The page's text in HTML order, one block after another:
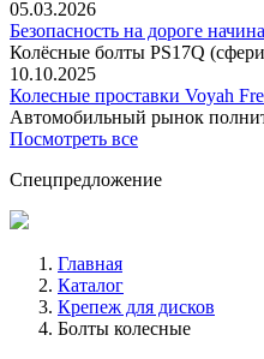
05.03.2026
Безопасность на дороге
Колёсные болты PS17Q
10.10.2025
Колесные проставки Voyah
Автомобильный рынок
Посмотреть все
Спецпредложение
Главная
Каталог
Крепеж для дисков
Болты колесные